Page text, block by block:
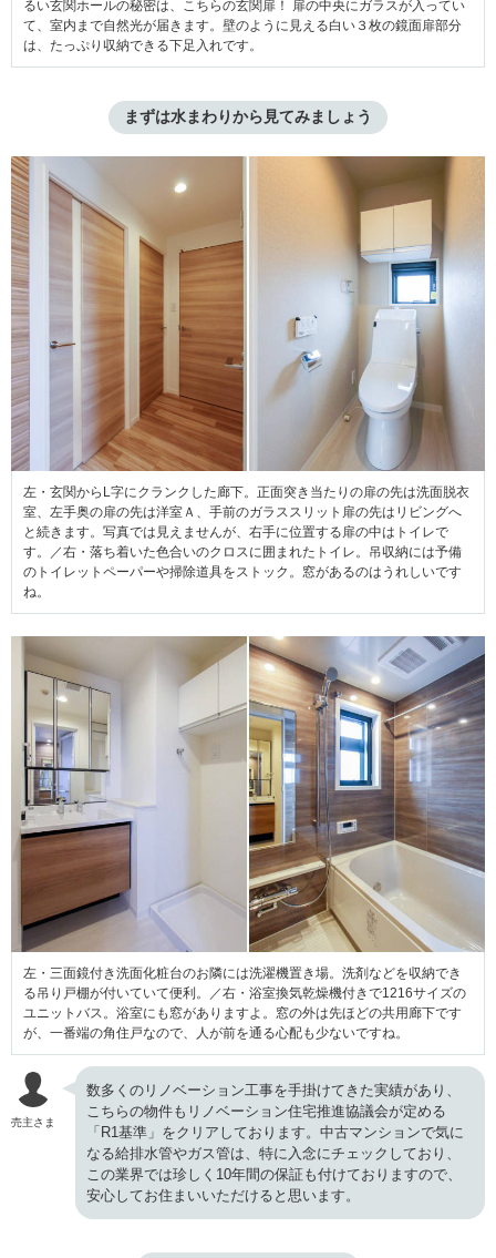
るい玄関ホールの秘密は、こちらの玄関扉！ 扉の中央にガラスが入ってい
て、室内まで自然光が届きます。壁のように見える白い３枚の鏡面扉部分
は、たっぷり収納できる下足入れです。
まずは水まわりから見てみましょう
左・玄関からL字にクランクした廊下。正面突き当たりの扉の先は洗面脱衣
室、左手奥の扉の先は洋室Ａ、手前のガラススリット扉の先はリビングへ
と続きます。写真では見えませんが、右手に位置する扉の中はトイレで
す。／右・落ち着いた色合いのクロスに囲まれたトイレ。吊収納には予備
のトイレットペーパーや掃除道具をストック。窓があるのはうれしいです
ね。
左・三面鏡付き洗面化粧台のお隣には洗濯機置き場。洗剤などを収納でき
る吊り戸棚が付いていて便利。／右・浴室換気乾燥機付きで1216サイズの
ユニットバス。浴室にも窓がありますよ。窓の外は先ほどの共用廊下です
が、一番端の角住戸なので、人が前を通る心配も少ないですね。
売主さま
数多くのリノベーション工事を手掛けてきた実績があり、
こちらの物件もリノベーション住宅推進協議会が定める
「R1基準」をクリアしております。中古マンションで気に
なる給排水管やガス管は、特に入念にチェックしており、
この業界では珍しく10年間の保証も付けておりますので、
安心してお住まいいただけると思います。